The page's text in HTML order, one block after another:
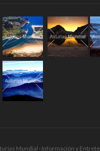
Mundial · Información y